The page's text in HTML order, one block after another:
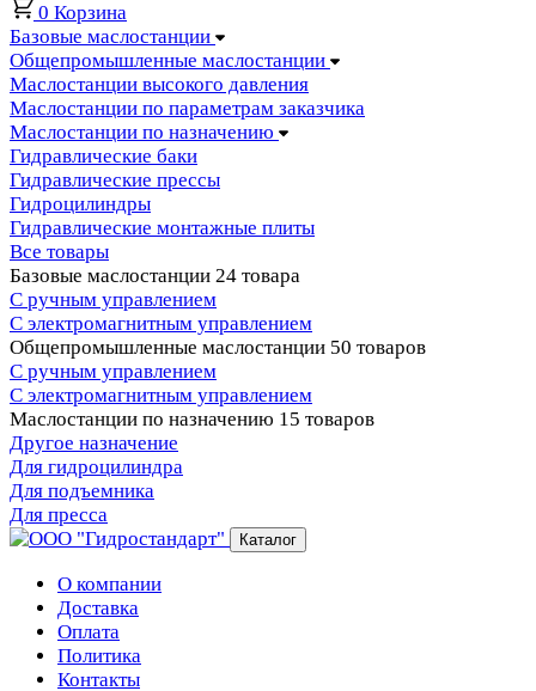
0 Корзина
Базовые маслостанции
Общепромышленные маслостанции
Маслостанции высокого давления
Маслостанции по параметрам заказчика
Маслостанции по назначению
Гидравлические баки
Гидравлические прессы
Гидроцилиндры
Гидравлические монтажные плиты
Все товары
Базовые маслостанции 24 товара
С ручным управлением
С электромагнитным управлением
Общепромышленные маслостанции 50 товаров
С ручным управлением
С электромагнитным управлением
Маслостанции по назначению 15 товаров
Другое назначение
Для гидроцилиндра
Для подъемника
Для пресса
Каталог
О компании
Доставка
Оплата
Политика
Контакты